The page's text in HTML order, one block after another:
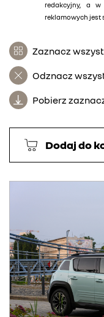
redakcyjny, a w
reklamowych jest
Zaznacz
Odznacz
Pobierz
Dodaj do